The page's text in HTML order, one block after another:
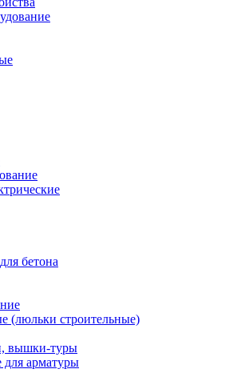
бетона
(люльки строительные)
вышки-туры
для арматуры